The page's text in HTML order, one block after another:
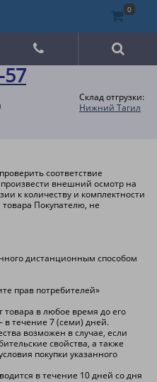
57
Склад отгрузки:
Нижний Тагил
соответствие
внешний осмотр на
к количеству и комплектности
Покупателю, не
дистанционным способом
прав потребителей»
товара в любое время до его
в течение 7 (семи) дней.
возможен в случае, если
свойства, а также
покупки указанного
в течение 10 дней со дня
0